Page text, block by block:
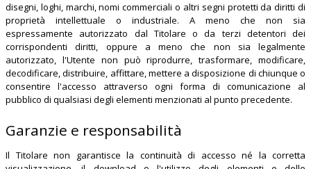
disegni, loghi, marchi, nomi commerciali o altri segni protetti da diritti di
proprietà intellettuale o industriale. A meno che non sia
espressamente autorizzato dal Titolare o da terzi detentori dei
corrispondenti diritti, oppure a meno che non sia legalmente
autorizzato, l'Utente non può riprodurre, trasformare, modificare,
decodificare, distribuire, affittare, mettere a disposizione di chiunque o
consentire l'accesso attraverso ogni forma di comunicazione al
pubblico di qualsiasi degli elementi menzionati al punto precedente.
Garanzie e responsabilità
Il Titolare non garantisce la continuità di accesso né la corretta